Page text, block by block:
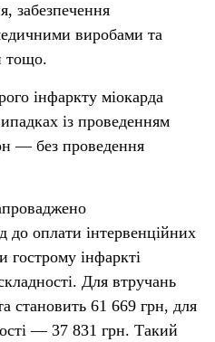
забезпечення
виробами та
тощо.
інфаркту міокарда
із проведенням
— без проведення
до оплати інтервенційних
гострому інфаркті
Для втручань
становить 61 669 грн, для
— 37 831 грн. Такий